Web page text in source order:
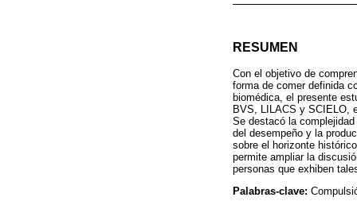
RESUMEN
Con el objetivo de
forma de comer definida
biomédica, el presente
BVS, LILACS y SCIELO,
Se destacó la
del desempeño y la
sobre el horizonte
permite ampliar la
personas que exhiben
Palabras-clave: